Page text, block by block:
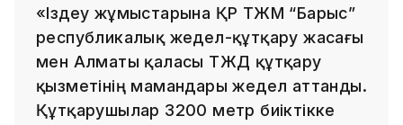
«Іздеу жұмыстарына ҚР ТЖМ “Барыс”
республикалық жедел-құтқару жасағы
мен Алматы қаласы ТЖД құтқару
қызметінің мамандары жедел аттанды.
Құтқарушылар 3200 метр биіктікке